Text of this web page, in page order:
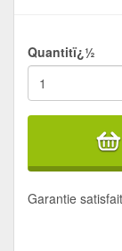
Quantitï¿½
Garantie